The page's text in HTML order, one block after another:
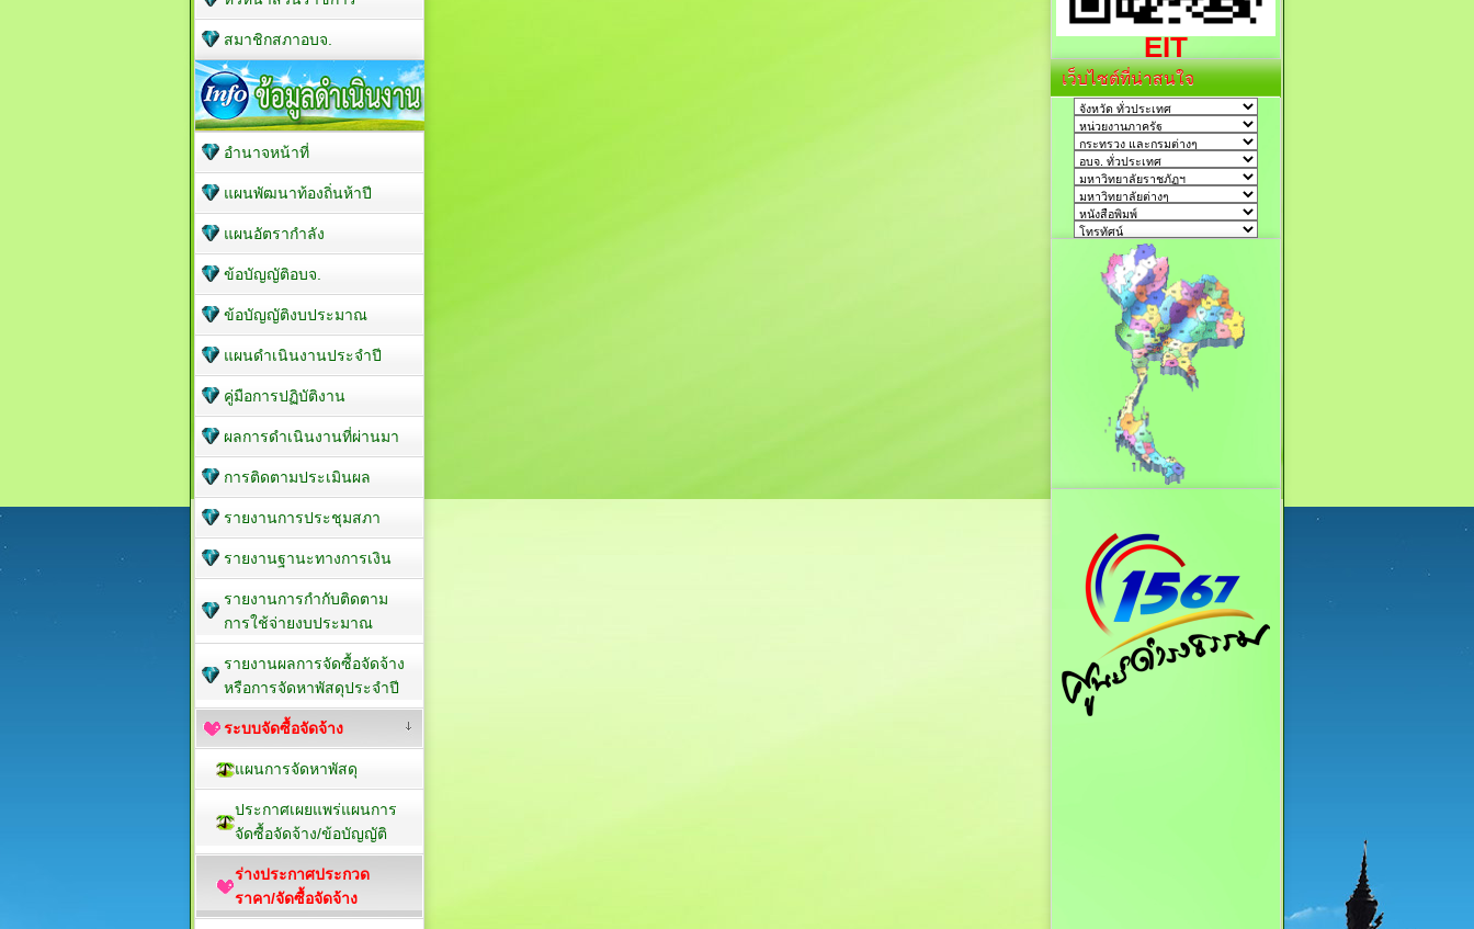
สมาชิกสภาอบจ.
อำนาจหน้าที่
แผนพัฒนาท้องถิ่นห้าปี
แผนอัตรากำลัง
ข้อบัญญัติอบจ.
ข้อบัญญัติงบประมาณ
แผนดำเนินงานประจำปี
คู่มือการปฏิบัติงาน
ผลการดำเนินงานที่ผ่านมา
การติดตามประเมินผล
รายงานการประชุมสภา
รายงานฐานะทางการเงิน
รายงานการกำกับติดตาม
การใช้จ่ายงบประมาณ
รายงานผลการจัดซื้อจัดจ้าง
หรือการจัดหาพัสดุประจำปี
ระบบจัดซื้อจัดจ้าง
แผนการจัดหาพัสดุ
ประกาศเผยแพร่แผนการ
จัดซื้อจัดจ้าง/ข้อบัญญัติ
ร่างประกาศประกวด
ราคา/จัดซื้อจัดจ้าง
EIT
เว็บไซต์ที่น่าสนใจ